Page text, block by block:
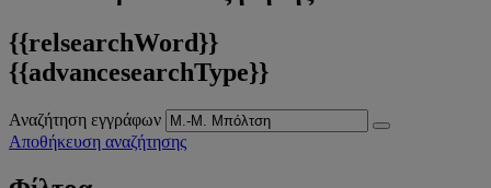
{{relsearchWord}}
{{advancesearchType}}
Αναζήτηση εγγράφων
Αποθήκευση αναζήτησης